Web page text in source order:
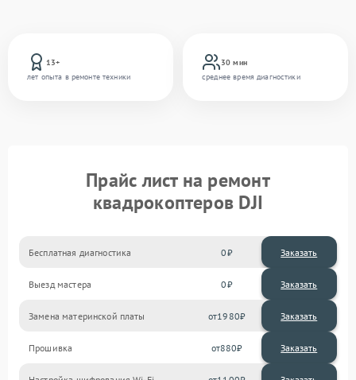
13+
лет опыта в ремонте техники
30 мин
среднее время диагностики
Прайс лист на ремонт
квадрокоптеров DJI
Бесплатная диагностика 0 Заказать
Выезд мастера 0 Заказать
Замена материнской платы 1980
Прошивка 880